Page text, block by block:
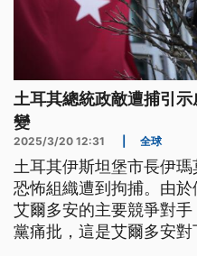
土耳其總統政敵遭捕引
變
2025/3/20 12:31 全球
土耳其伊斯坦堡市長伊
恐怖組織遭到拘捕。由
艾爾多安的主要競爭對
黨痛批，這是艾爾多安